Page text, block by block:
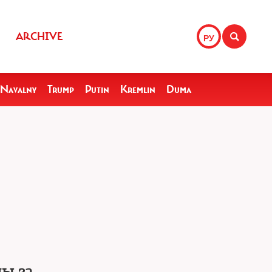
РУ
ARCHIVE
Navalny Trump Putin Kremlin Duma